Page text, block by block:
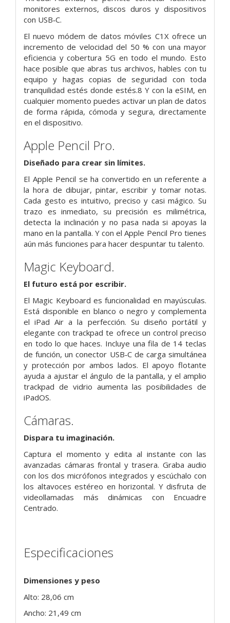
monitores externos, discos duros y dispositivos
con USB‑C.
El nuevo módem de datos móviles C1X ofrece un
incremento de velocidad del 50 % con una mayor
eficiencia y cobertura 5G en todo el mundo. Esto
hace posible que abras tus archivos, hables con tu
equipo y hagas copias de seguridad con toda
tranquilidad estés donde estés.8 Y con la eSIM, en
cualquier momento puedes activar un plan de datos
de forma rápida, cómoda y segura, directamente
en el dispositivo.
Apple Pencil Pro.
Diseñado para crear sin límites.
El Apple Pencil se ha convertido en un referente a
la hora de dibujar, pintar, escribir y tomar notas.
Cada gesto es intuitivo, preciso y casi mágico. Su
trazo es inmediato, su precisión es milimétrica,
detecta la inclinación y no pasa nada si apoyas la
mano en la pantalla. Y con el Apple Pencil Pro tienes
aún más funciones para hacer despuntar tu talento.
Magic Keyboard.
El futuro está por escribir.
El Magic Keyboard es funcionalidad en mayúsculas.
Está disponible en blanco o negro y complementa
el iPad Air a la perfección. Su diseño portátil y
elegante con trackpad te ofrece un control preciso
en todo lo que haces. Incluye una fila de 14 teclas
de función, un conector USB‑C de carga simultánea
y protección por ambos lados. El apoyo flotante
ayuda a ajustar el ángulo de la pantalla, y el amplio
trackpad de vidrio aumenta las posibili­dades de
iPadOS.
Cámaras.
Dispara tu imaginación.
Captura el momento y edita al instante con las
avanzadas cámaras frontal y trasera. Graba audio
con los dos micrófonos integrados y escúchalo con
los altavoces estéreo en horizontal. Y disfruta de
videollamadas más dinámicas con Encuadre
Centrado.
Especificaciones
Dimensiones y peso
Alto: 28,06 cm
Ancho: 21,49 cm